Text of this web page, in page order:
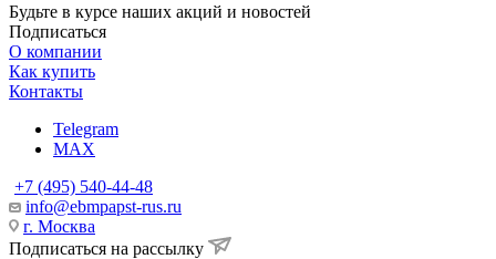
Будьте в курсе наших акций и новостей
Подписаться
О компании
Как купить
Контакты
Telegram
MAX
+7 (495) 540-44-48
info@ebmpapst-rus.ru
г. Москва
Подписаться на рассылку